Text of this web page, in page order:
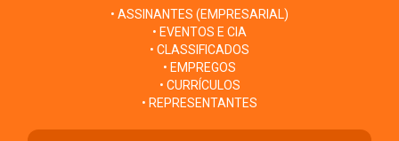
• ASSINANTES (EMPRESARIAL)
• EVENTOS E CIA
• CLASSIFICADOS
• EMPREGOS
• CURRÍCULOS
• REPRESENTANTES